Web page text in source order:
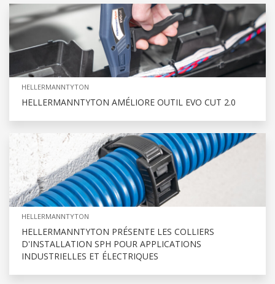
HELLERMANNTYTON
HELLERMANNTYTON AMÉLIORE OUTIL EVO CUT 2.0
HELLERMANNTYTON
HELLERMANNTYTON PRÉSENTE LES COLLIERS
D'INSTALLATION SPH POUR APPLICATIONS
INDUSTRIELLES ET ÉLECTRIQUES